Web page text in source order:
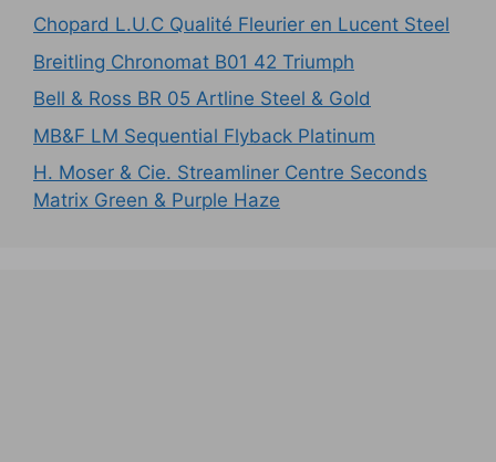
Chopard L.U.C Qualité Fleurier en Lucent Steel
Breitling Chronomat B01 42 Triumph
Bell & Ross BR 05 Artline Steel & Gold
MB&F LM Sequential Flyback Platinum
H. Moser & Cie. Streamliner Centre Seconds
Matrix Green & Purple Haze